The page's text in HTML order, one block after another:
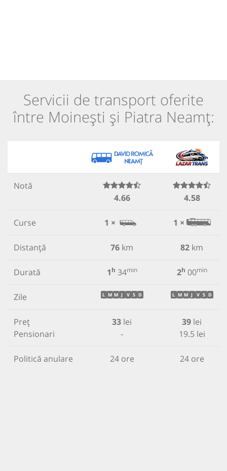
Servicii de transport oferite
între Moinești și Piatra Neamț:
Notă
4.66
4.58
Curse 1 × 1 ×
Distanță 76 km 82 km
Durată 1h 34min 2h 00min
Zile L M M J V S D L M M J V S D
Preț
Pensionari
33 lei
-
39 lei
19.5 lei
Politică anulare 24 ore 24 ore